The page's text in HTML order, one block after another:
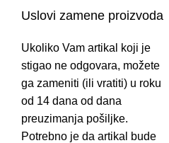
Uslovi zamene proizvoda
Ukoliko Vam artikal koji je
stigao ne odgovara, možete
ga zameniti (ili vratiti) u roku
od 14 dana od dana
preuzimanja pošiljke.
Potrebno je da artikal bude